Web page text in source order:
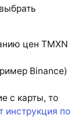
цен TMXN
Binance)
с карты, то
инструкция по